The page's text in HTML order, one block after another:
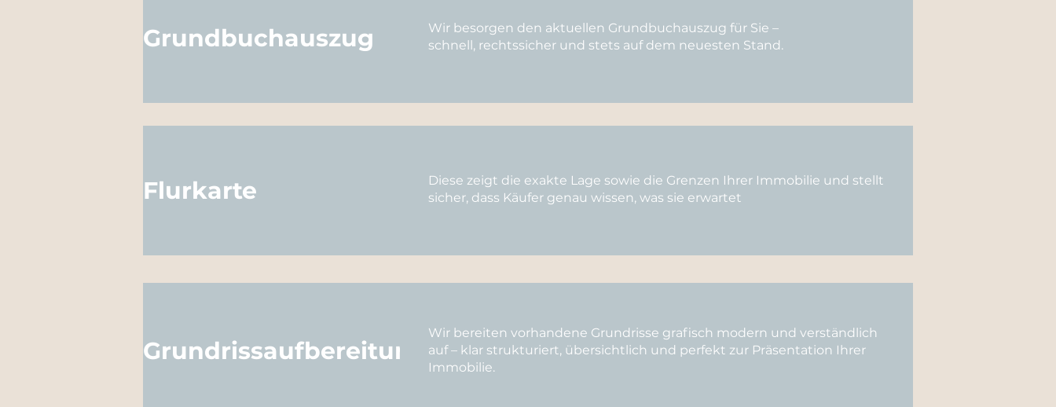
Grundbuchauszug
Wir besorgen den aktuellen Grundbuchauszug für Sie –
schnell, rechtssicher und stets auf dem neuesten Stand.
Flurkarte
Diese zeigt die exakte Lage sowie die Grenzen Ihrer Immobilie und stellt
sicher, dass Käufer genau wissen, was sie erwartet
Grundrissaufbereitung
Wir bereiten vorhandene Grundrisse grafisch modern und verständlich
auf – klar strukturiert, übersichtlich und perfekt zur Präsentation Ihrer
Immobilie.